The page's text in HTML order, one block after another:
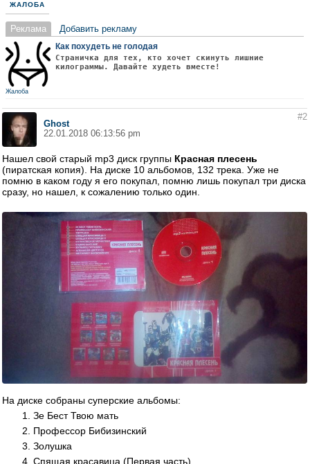
ЖАЛОБА
Реклама Добавить рекламу
Как похудеть не голодая
Страничка для тех, кто хочет скинуть лишние
килограммы. Давайте худеть вместе!
Жалоба
Ghost
22.01.2018 06:13:56 pm
#2
Нашел свой старый mp3 диск группы Красная плесень
(пиратская копия). На диске 10 альбомов, 132 трека. Уже не
помню в каком году я его покупал, помню лишь покупал три диска
сразу, но нашел, к сожалению только один.
На диске собраны суперские альбомы:
Зе Бест Твою мать
Профессор Бибизинский
Золушка
Спящая красавица (Первая часть)